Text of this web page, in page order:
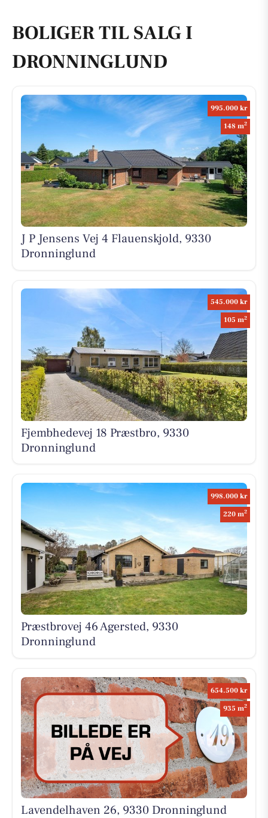
BOLIGER TIL SALG I
DRONNINGLUND
995.000 kr
148 m2
J P Jensens Vej 4 Flauenskjold, 9330
Dronninglund
545.000 kr
105 m2
Fjembhedevej 18 Præstbro, 9330
Dronninglund
998.000 kr
220 m2
Præstbrovej 46 Agersted, 9330
Dronninglund
654.500 kr
935 m2
Lavendelhaven 26, 9330 Dronninglund